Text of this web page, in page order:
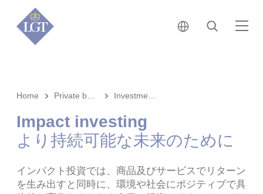
日本 • 日本語
検索
Home
Impact investing
より持続可能な未来のために
インパクト投資では、商品及びサービスでリターン
を生み出すと同時に、環境や社会にポジティブで具